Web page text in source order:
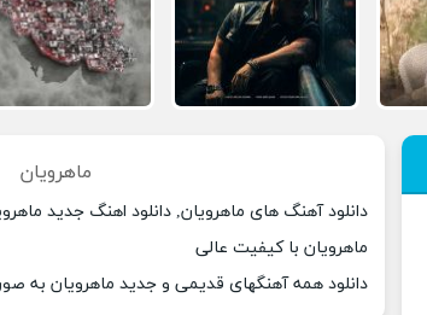
ماهرویان
دانلود آهنگ های ماهرویان, دانلود اهنگ جدید
ماهرویان با کیفیت عالی
دانلود همه آهنگهای قدیمی و جدید ماهرویان به